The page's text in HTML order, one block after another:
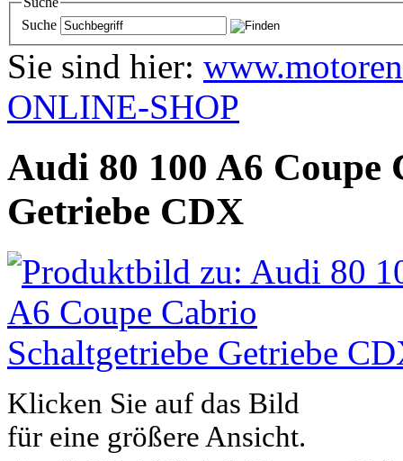
Suche
Sie sind hier:
ONLINE-SHOP
Audi 80 100 A6 Coupe
Getriebe CDX
Klicken Sie auf das Bild
für eine größere Ansicht.